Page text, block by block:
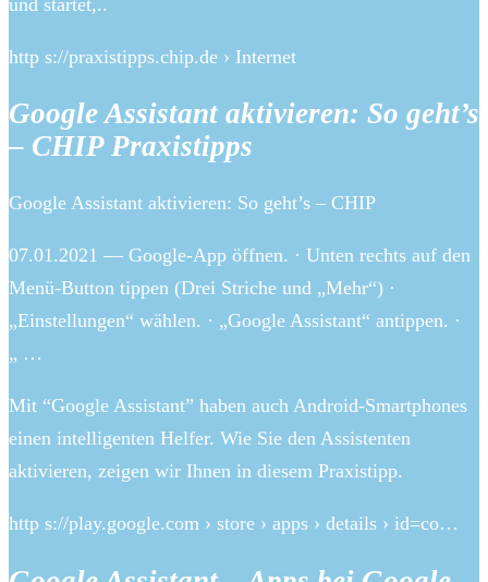
http s://praxistipps.chip.de › Internet
Google Assistant aktivieren: So geht’s
– CHIP Praxistipps
Google Assistant aktivieren: So geht’s – CHIP
07.01.2021 — Google-App öffnen. · Unten rechts auf den
Menü-Button tippen (Drei Striche und „Mehr“) ·
„Einstellungen“ wählen. · „Google Assistant“ antippen. ·
„ …
Mit “Google Assistant” haben auch Android-Smartphones
einen intelligenten Helfer. Wie Sie den Assistenten
aktivieren, zeigen wir Ihnen in diesem Praxistipp.
http s://play.google.com › store › apps › details › id=co…